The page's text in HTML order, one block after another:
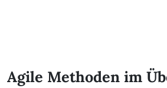
Agile Methoden im